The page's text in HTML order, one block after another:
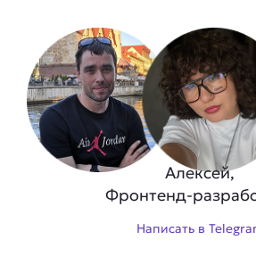
Алексей,
Фронтенд-
Написать в